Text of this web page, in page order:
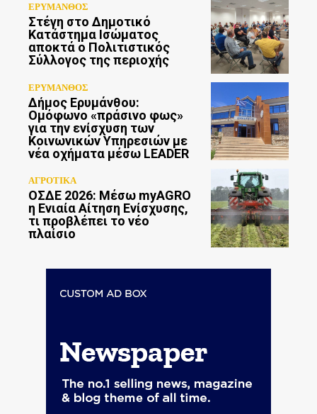
ΕΡΥΜΑΝΘΟΣ
Στέγη στο Δημοτικό
Κατάστημα Ισώματος
αποκτά ο Πολιτιστικός
Σύλλογος της περιοχής
ΕΡΥΜΑΝΘΟΣ
Δήμος Ερυμάνθου:
Ομόφωνο «πράσινο φως»
για την ενίσχυση των
Κοινωνικών Υπηρεσιών με
νέα οχήματα μέσω LEADER
ΑΓΡΟΤΙΚΑ
ΟΣΔΕ 2026: Μέσω myAGRO
η Ενιαία Αίτηση Ενίσχυσης,
τι προβλέπει το νέο
πλαίσιο